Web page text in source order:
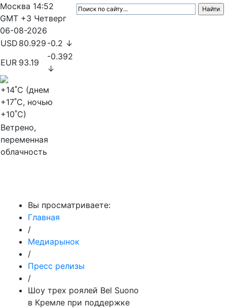
Москва 14:52
GMT +3 Четверг
06-08-2026
USD 80.929 -0.2 ↓
EUR 93.19
-0.392
↓
+14˚C (днем
+17˚C, ночью
+10˚C)
Ветрено,
переменная
облачность
Вы просматриваете:
Главная
/
Медиарынок
/
Пресс релизы
/
Шоу трех роялей Bel Suono
в Кремле при поддержке